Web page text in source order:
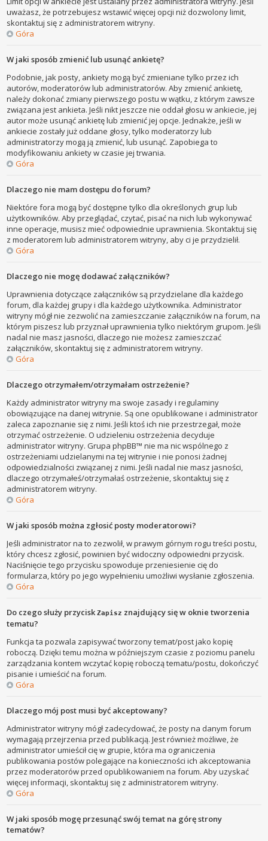
uważasz, że potrzebujesz wstawić więcej opcji niż dozwolony limit,
skontaktuj się z administratorem witryny.
Góra
W jaki sposób zmienić lub usunąć ankietę?
Podobnie, jak posty, ankiety mogą być zmieniane tylko przez ich
autorów, moderatorów lub administratorów. Aby zmienić ankietę,
należy dokonać zmiany pierwszego postu w wątku, z którym zawsze
związana jest ankieta. Jeśli nikt jeszcze nie oddał głosu w ankiecie, jej
autor może usunąć ankietę lub zmienić jej opcje. Jednakże, jeśli w
ankiecie zostały już oddane głosy, tylko moderatorzy lub
administratorzy mogą ją zmienić, lub usunąć. Zapobiega to
modyfikowaniu ankiety w czasie jej trwania.
Góra
Dlaczego nie mam dostępu do forum?
Niektóre fora mogą być dostępne tylko dla określonych grup lub
użytkowników. Aby przeglądać, czytać, pisać na nich lub wykonywać
inne operacje, musisz mieć odpowiednie uprawnienia. Skontaktuj się
z moderatorem lub administratorem witryny, aby ci je przydzielił.
Góra
Dlaczego nie mogę dodawać załączników?
Uprawnienia dotyczące załączników są przydzielane dla każdego
forum, dla każdej grupy i dla każdego użytkownika. Administrator
witryny mógł nie zezwolić na zamieszczanie załączników na forum, na
którym piszesz lub przyznał uprawnienia tylko niektórym grupom. Jeśli
nadal nie masz jasności, dlaczego nie możesz zamieszczać
załączników, skontaktuj się z administratorem witryny.
Góra
Dlaczego otrzymałem/otrzymałam ostrzeżenie?
Każdy administrator witryny ma swoje zasady i regulaminy
obowiązujące na danej witrynie. Są one opublikowane i administrator
zaleca zapoznanie się z nimi. Jeśli ktoś ich nie przestrzegał, może
otrzymać ostrzeżenie. O udzieleniu ostrzeżenia decyduje
administrator witryny. Grupa phpBB™ nie ma nic wspólnego z
ostrzeżeniami udzielanymi na tej witrynie i nie ponosi żadnej
odpowiedzialności związanej z nimi. Jeśli nadal nie masz jasności,
dlaczego otrzymałeś/otrzymałaś ostrzeżenie, skontaktuj się z
administratorem witryny.
Góra
W jaki sposób można zgłosić posty moderatorowi?
Jeśli administrator na to zezwolił, w prawym górnym rogu treści postu,
który chcesz zgłosić, powinien być widoczny odpowiedni przycisk.
Naciśnięcie tego przycisku spowoduje przeniesienie cię do
formularza, który po jego wypełnieniu umożliwi wysłanie zgłoszenia.
Góra
Do czego służy przyciskZapisz znajdujący się w oknie tworzenia
tematu?
Funkcja ta pozwala zapisywać tworzony temat/post jako kopię
roboczą. Dzięki temu można w późniejszym czasie z poziomu panelu
zarządzania kontem wczytać kopię roboczą tematu/postu, dokończyć
pisanie i umieścić na forum.
Góra
Dlaczego mój post musi być akceptowany?
Administrator witryny mógł zadecydować, że posty na danym forum
wymagają przejrzenia przed publikacją. Jest również możliwe, że
administrator umieścił cię w grupie, która ma ograniczenia
publikowania postów polegające na konieczności ich akceptowania
przez moderatorów przed opublikowaniem na forum. Aby uzyskać
więcej informacji, skontaktuj się z administratorem witryny.
Góra
W jaki sposób mogę przesunąć swój temat na górę strony
tematów?